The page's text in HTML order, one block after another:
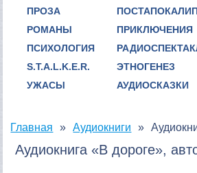
ПРОЗА
РОМАНЫ
ПСИХОЛОГИЯ
S.T.A.L.K.E.R.
УЖАСЫ
ПРИКЛЮЧЕНИЯ
ЭТНОГЕНЕЗ
АУДИОСКАЗКИ
Главная Аудиокниги
Аудиокнига «В дороге»,